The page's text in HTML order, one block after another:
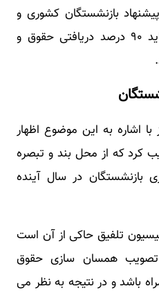
بازنشستگان کشوری و
لشکری نیز در سال ۱۴۰۱ , باید ۹۰ درصد دریافتی حقوق و
اشاره به این موضوع اظهار
کرد که از محل بند و تبصره
بازنشستگان در سال آینده
تلفیق حاکی از آن است
بودجه ۱۴۰۱ با تصویب همسان سازی حقوق
باشد و در نتیجه به نظر می